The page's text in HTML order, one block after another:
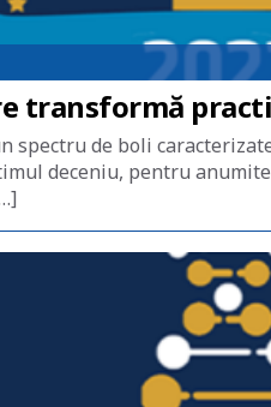
transformă
de boli
deceniu, pentru anumite